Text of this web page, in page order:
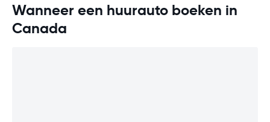
Wanneer een huurauto boeken in
Canada